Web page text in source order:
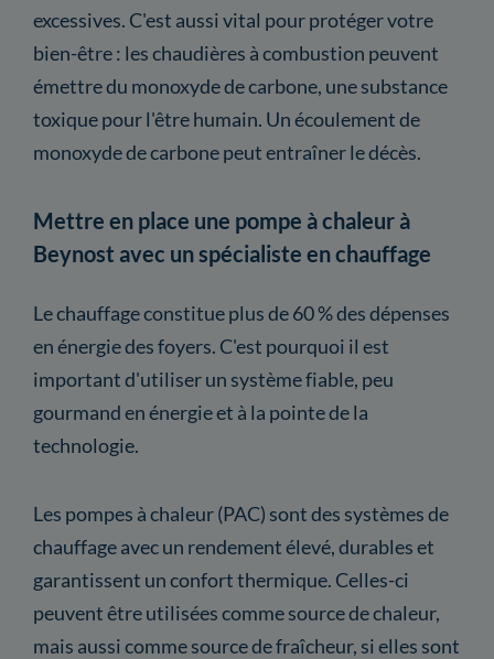
excessives. C'est aussi vital pour protéger votre
bien-être : les chaudières à combustion peuvent
émettre du monoxyde de carbone, une substance
toxique pour l'être humain. Un écoulement de
monoxyde de carbone peut entraîner le décès.
Mettre en place une pompe à chaleur à
Beynost avec un spécialiste en chauffage
Le chauffage constitue plus de 60 % des dépenses
en énergie des foyers. C'est pourquoi il est
important d'utiliser un système fiable, peu
gourmand en énergie et à la pointe de la
technologie.
Les pompes à chaleur (PAC) sont des systèmes de
chauffage avec un rendement élevé, durables et
garantissent un confort thermique. Celles-ci
peuvent être utilisées comme source de chaleur,
mais aussi comme source de fraîcheur, si elles sont